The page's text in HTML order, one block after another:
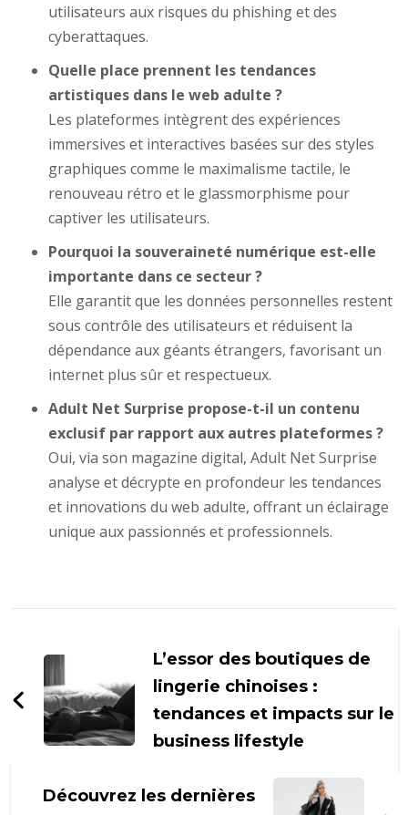
utilisateurs aux risques du phishing et des
cyberattaques.
Quelle place prennent les tendances
artistiques dans le web adulte ?
Les plateformes intègrent des expériences
immersives et interactives basées sur des styles
graphiques comme le maximalisme tactile, le
renouveau rétro et le glassmorphisme pour
captiver les utilisateurs.
Pourquoi la souveraineté numérique est-elle
importante dans ce secteur ?
Elle garantit que les données personnelles restent
sous contrôle des utilisateurs et réduisent la
dépendance aux géants étrangers, favorisant un
internet plus sûr et respectueux.
Adult Net Surprise propose-t-il un contenu
exclusif par rapport aux autres plateformes ?
Oui, via son magazine digital, Adult Net Surprise
analyse et décrypte en profondeur les tendances
et innovations du web adulte, offrant un éclairage
unique aux passionnés et professionnels.
d'article
L’essor des boutiques de
lingerie chinoises :
tendances et impacts sur le
business lifestyle
Découvrez les dernières